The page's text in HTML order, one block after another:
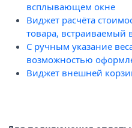
всплывающем окне
Виджет расчёта
товара, встраиваемый
С ручным указание
возможностью
Виджет внешней